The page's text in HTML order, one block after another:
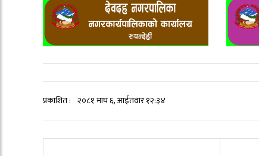
प्रकाशित : २०८१ माघ ६, आईतवार १२:३४